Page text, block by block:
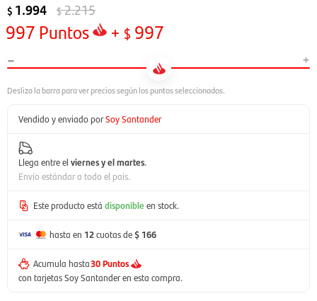
$ 1.994 $2.215
997 Puntos + $ 997
- +
Vendido y enviado porSoy Santander
Llega entre el viernes y el martes.
Envío estándar a todo el país.
Este producto está disponible en stock.
hasta en 12cuotas de$ 166
Acumula hasta30 Puntos
con tarjetas Soy Santander en esta compra.